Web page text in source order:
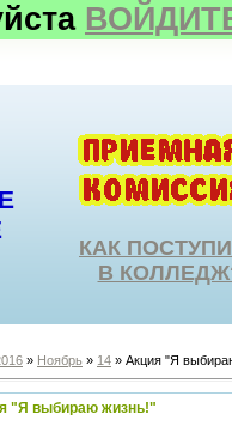
КАК
В
» Ноябрь » 14 » Акция "Я
"Я выбираю жизнь!"